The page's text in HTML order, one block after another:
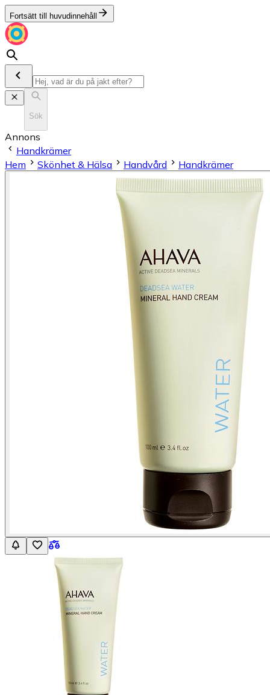
Fortsätt till huvudinnehåll
Sök
Annons
Handkrämer
Hem
Skönhet & Hälsa Handvård Handkrämer